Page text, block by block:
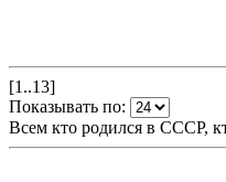
[1..13]
Показывать по:
Всем кто родился в СССР,